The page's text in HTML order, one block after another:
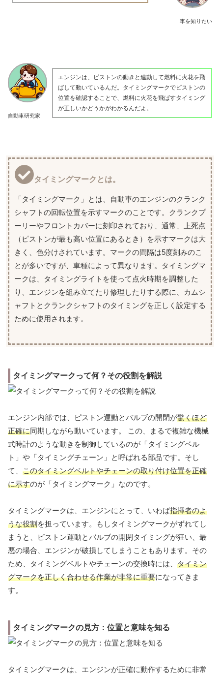
車を知りたい
自動車研究家
エンジンは、ピストンの動きと連動して燃料に火花を飛
ばして動いているんだ。タイミングマークでピストンの
位置を確認することで、燃料に火花を飛ばすタイミング
が正しいかどうかがわかるんだよ。
タイミングマークとは。
「タイミングマーク」とは、自動車のエンジンのクランク
シャフトの回転位置を示すマークのことです。クランクプ
ーリーやフロントカバーに刻印されており、通常、上死点
（ピストンが最も高い位置にあるとき）を示すマークは大
きく、色分けされています。マークの間隔は5度刻みのこ
とが多いですが、車種によって異なります。タイミングマ
ークは、タイミングライトを使って点火時期を調整した
り、エンジンを組み立てたり修理したりする際に、カムシ
ャフトとクランクシャフトのタイミングを正しく設定する
ために使用されます。
タイミングマークって何？その役割を解説
エンジン内部では、ピストン運動とバルブの開閉が驚くほど
正確に同期しながら動いています。 この、まるで複雑な機械
式時計のような動きを制御しているのが「タイミングベル
ト」や「タイミングチェーン」と呼ばれる部品です。そし
て、 このタイミングベルトやチェーンの取り付け位置を正確
に示すのが「タイミングマーク」なのです。
タイミングマークは、エンジンにとって、いわば指揮者のよ
うな役割を担っています。もしタイミングマークがずれてし
まうと、ピストン運動とバルブの開閉タイミングが狂い、最
悪の場合、エンジンが破損してしまうこともあります。その
ため、タイミングベルトやチェーンの交換時には、 タイミン
グマークを正しく合わせる作業が非常に重要になってきま
す。
タイミングマークの見方：位置と意味を知る
タイミングマークは、エンジンが正確に動作するために非常